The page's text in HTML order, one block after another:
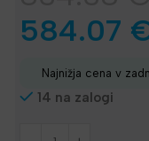
584.07
Najnižja cena v
14 na zalogi